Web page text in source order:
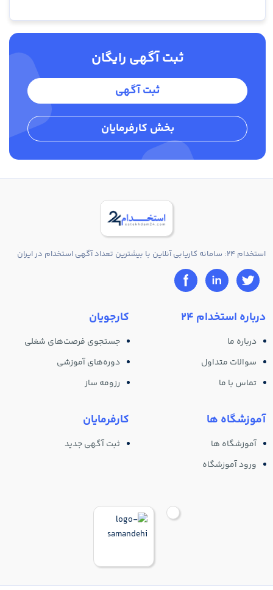
ثبت آگهی رایگان
ثبت آگهی
بخش کارفرمایان
استخدام 24: سامانه کاریابی آنلاین با بیشترین تعداد آگهی استخدام در ایران
درباره استخدام 24
درباره ما
سوالات متداول
تماس با ما
آموزشگاه ها
آموزشگاه ها
ورود آموزشگاه
کارجویان
جستجوی فرصت‌های شغلی
دوره‌های آموزشی
رزومه ساز
کارفرمایان
ثبت آگهی جدید